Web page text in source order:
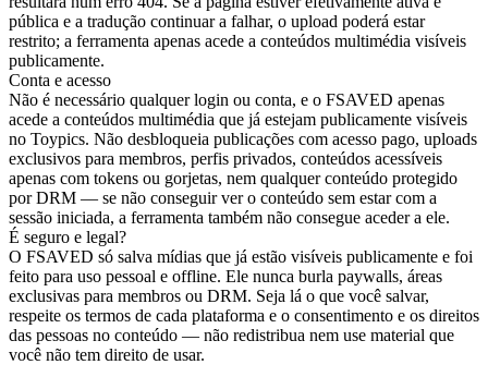
pública e a tradução continuar a falhar, o upload poderá estar
restrito; a ferramenta apenas acede a conteúdos multimédia visíveis
publicamente.
Conta e acesso
Não é necessário qualquer login ou conta, e o FSAVED apenas
acede a conteúdos multimédia que já estejam publicamente visíveis
no Toypics. Não desbloqueia publicações com acesso pago, uploads
exclusivos para membros, perfis privados, conteúdos acessíveis
apenas com tokens ou gorjetas, nem qualquer conteúdo protegido
por DRM — se não conseguir ver o conteúdo sem estar com a
sessão iniciada, a ferramenta também não consegue aceder a ele.
É seguro e legal?
O FSAVED só salva mídias que já estão visíveis publicamente e foi
feito para uso pessoal e offline. Ele nunca burla paywalls, áreas
exclusivas para membros ou DRM. Seja lá o que você salvar,
respeite os termos de cada plataforma e o consentimento e os direitos
das pessoas no conteúdo — não redistribua nem use material que
você não tem direito de usar.